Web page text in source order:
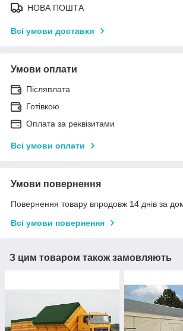
НОВА ПОШТА
Всі умови доставки
Умови оплати
Післяплата
Готівкою
Оплата за реквізитами
Всі умови оплати
Умови повернення
Повернення товару впродовж 14 днів за
Всі умови повернення
З цим товаром також замовляють